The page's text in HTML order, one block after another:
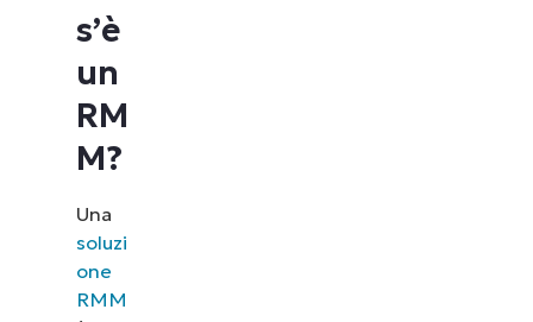
s’è
un
RM
M?
Una
soluzi
one
RMM